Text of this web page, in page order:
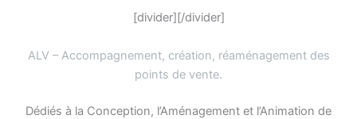
[divider][/divider]
ALV – Accompagnement, création, réaménagement des
points de vente.
Dédiés à la Conception, l’Aménagement et l’Animation de